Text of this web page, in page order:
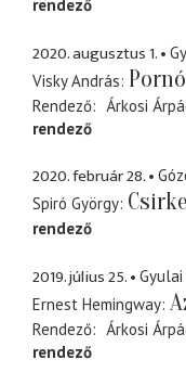
rendező
2020. augusztus 1.
Visky András
Rendező
Árkosi
rendező
2020. február 28.
Spiró György
rendező
2019. július 25.
Ernest Hemingway
Rendező
Árkosi
rendező